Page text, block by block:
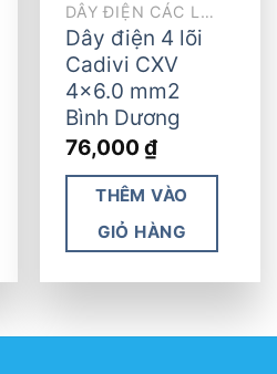
DÂY ĐIỆN CÁC LOẠI
Dây điện 4 lõi
Cadivi CXV
4×6.0 mm2
Bình Dương
76,000 ₫
THÊM VÀO
GIỎ HÀNG